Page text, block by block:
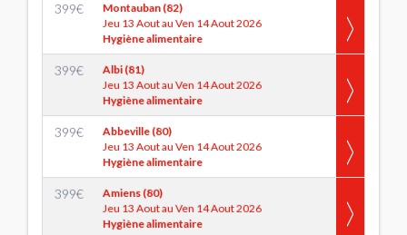
399€
Montauban (82)
Jeu 13 Aout au Ven 14 Aout 2026
Hygiène alimentaire
399€
Albi (81)
Jeu 13 Aout au Ven 14 Aout 2026
Hygiène alimentaire
399€
Abbeville (80)
Jeu 13 Aout au Ven 14 Aout 2026
Hygiène alimentaire
399€
Amiens (80)
Jeu 13 Aout au Ven 14 Aout 2026
Hygiène alimentaire